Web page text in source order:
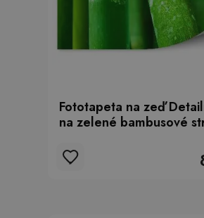
Fototapeta na zeď
na zelené bambusové